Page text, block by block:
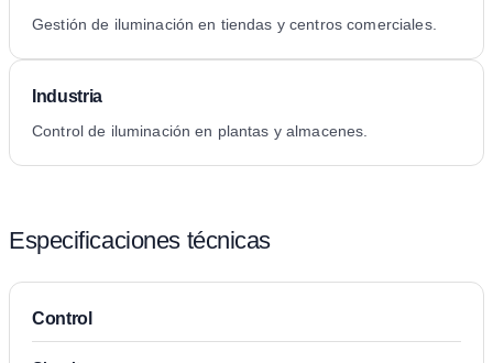
Gestión de iluminación en tiendas y centros comerciales.
Industria
Control de iluminación en plantas y almacenes.
Especificaciones técnicas
Control